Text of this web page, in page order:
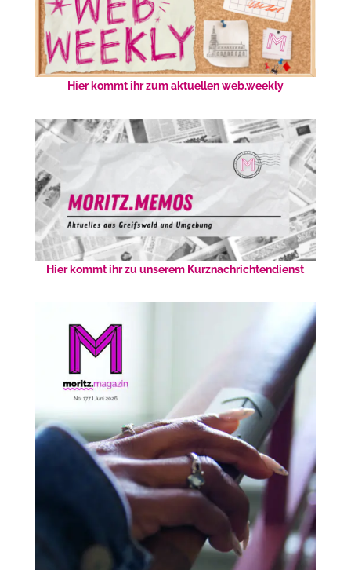
Hier kommt ihr zum aktuellen web.weekly
Hier kommt ihr zu unserem Kurznachrichtendienst